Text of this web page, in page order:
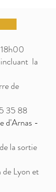
la
35 88
d'Arnas -
et